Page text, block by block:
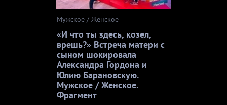
Мужское / Женское
«И что ты здесь, козел,
врешь?» Встреча матери с
сыном шокировала
Александра Гордона и
Юлию Барановскую.
Мужское / Женское.
Фрагмент